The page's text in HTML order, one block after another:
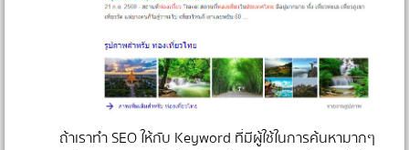
ถ้าเราทำ SEO ให้กับ Keyword ที่มีผู้ใช้ในการค้นหามากๆ